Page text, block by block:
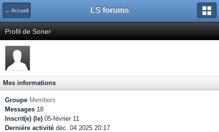
← Accueil LS forums
Profil de Soner
Mes informations
Groupe Members
Messages 18
Inscrit(e) (le) 05-février 11
Dernière activité déc. 04 2025 20:17